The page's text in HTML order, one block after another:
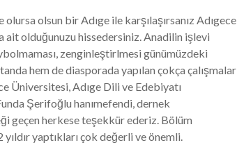
olsun bir Adıge ile karşılaşırsanız Adıgece
ait olduğunuzu hissedersiniz. Anadilin işlevi
zenginleştirlmesi günümüzdeki
hem de diasporada yapılan çokça çalışmalar
Üniversitesi, Adıge Dili ve Edebiyatı
Şerifoğlu hanımefendi, dernek
geçen herkese teşekkür ederiz. Bölüm
yaptıkları çok değerli ve önemli.